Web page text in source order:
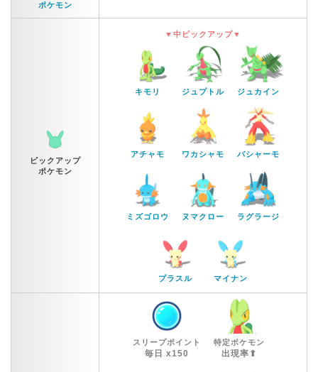
ポケモン
ピックアップ
ポケモン
▼中ピックアップ▼
キモリ ジュプトル ジュカイン
アチャモ ワカシャモ バシャーモ
ミズゴロウ ヌマクロー ラグラージ
プラスル マイナン
スリープポイント
毎日 x150
特定ポケモン
出現率⬆︎